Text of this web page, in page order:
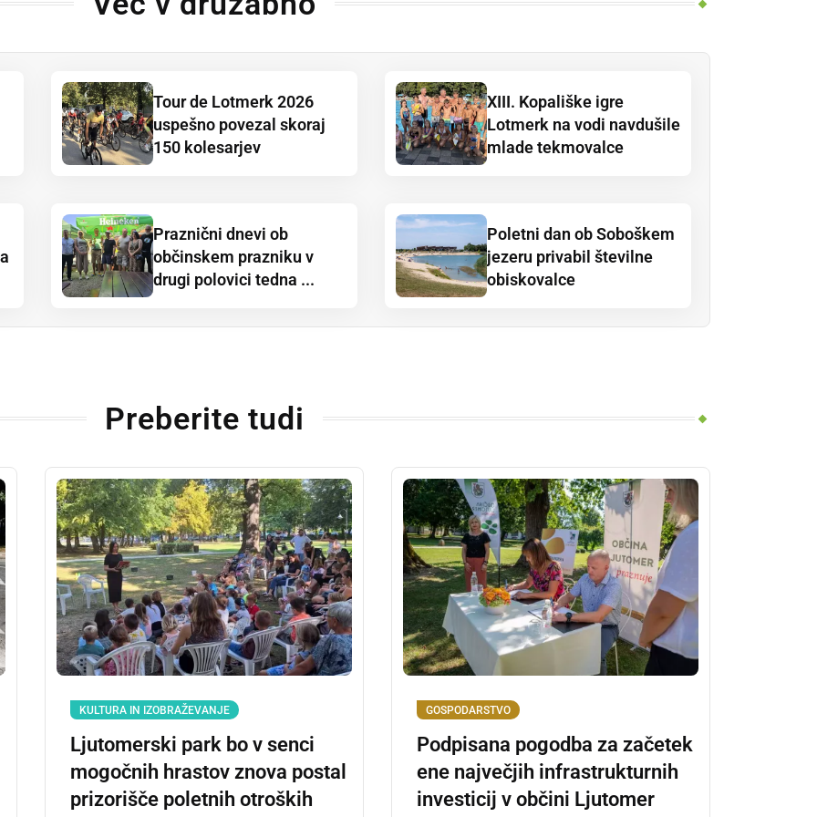
Tour de Lotmerk 2026
uspešno povezal skoraj
150 kolesarjev
XIII. Kopališke igre
Lotmerk na vodi navdušile
mlade tekmovalce
Praznični dnevi ob
občinskem prazniku v
drugi polovici tedna ...
Poletni dan ob Soboškem
jezeru privabil številne
obiskovalce
Preberite tudi
KULTURA IN IZOBRAŽEVANJE
Ljutomerski park bo v senci
mogočnih hrastov znova postal
prizorišče poletnih otroških
GOSPODARSTVO
Podpisana pogodba za začetek
ene največjih infrastrukturnih
investicij v občini Ljutomer